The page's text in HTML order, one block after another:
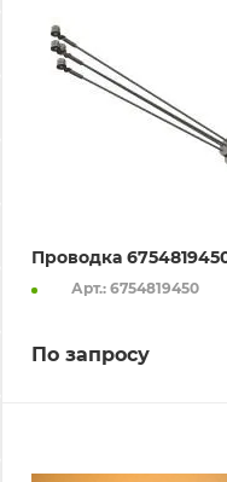
Проводка
Арт.: 6754819450
По запросу